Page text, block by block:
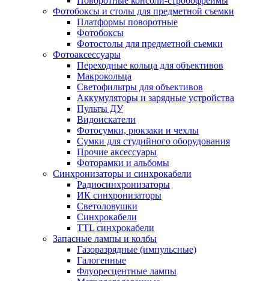
Фотобоксы и столы для предметной съемки
Платформы поворотные
Фотобоксы
Фотостолы для предметной съемки
Фотоаксессуары
Переходные кольца для объективов
Макрокольца
Светофильтры для объективов
Аккумуляторы и зарядные устройства
Пульты ДУ
Видоискатели
Фотосумки, рюкзаки и чехлы
Сумки для студийного оборудования
Прочие аксессуары
Фоторамки и альбомы
Синхронизаторы и синхрокабели
Радиосинхронизаторы
ИК синхронизаторы
Светоловушки
Синхрокабели
TTL синхрокабели
Запасные лампы и колбы
Газоразрядные (импульсные)
Галогенные
Флуоресцентные лампы